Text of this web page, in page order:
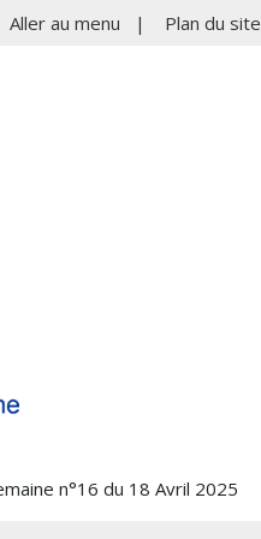
Aller au menu | Plan du site
n°16 du 18 Avril 2025